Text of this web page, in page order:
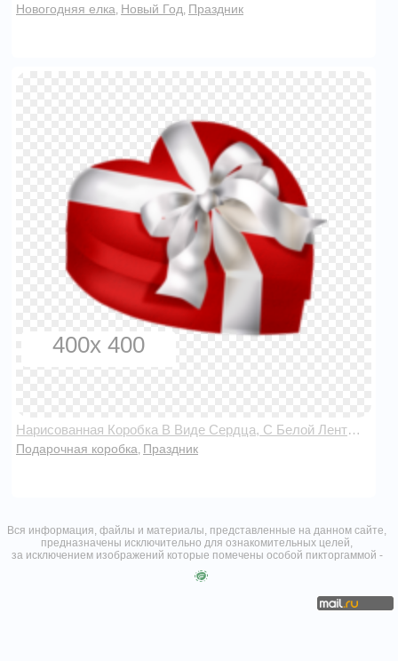
Новогодняя елка Новый Год Праздник
400x 400
Нарисованная Коробка В Виде Сердца, С Белой Лентой И Бантом
Подарочная коробка Праздник
Вся информация, файлы и материалы, представленные на данном сайте,
предназначены исключительно для ознакомительных целей,
за исключением изображений которые помечены особой пикторгаммой -